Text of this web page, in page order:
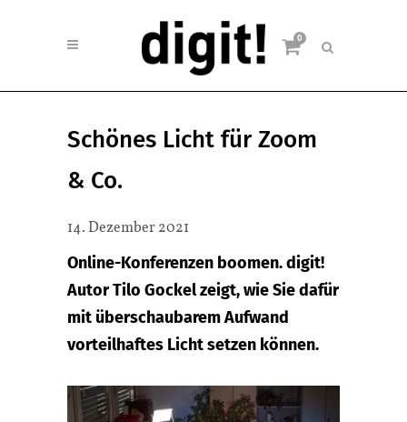
0
Schönes Licht für Zoom
& Co.
14. Dezember 2021
Online-Konferenzen boomen. digit!
Autor Tilo Gockel zeigt, wie Sie dafür
mit überschaubarem Aufwand
vorteilhaftes Licht setzen können.